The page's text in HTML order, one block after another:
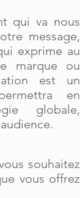
qui va nous
message,
exprime au
marque ou
est un
en
globale,
souhaitez
vous offrez